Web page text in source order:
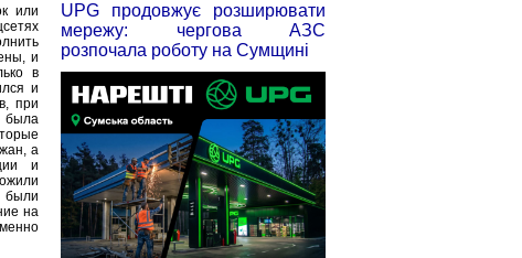
или
и
в
и
при
была
а
и
были
на
UPG продовжує розширювати
мережу: чергова АЗС
розпочала роботу на Сумщині